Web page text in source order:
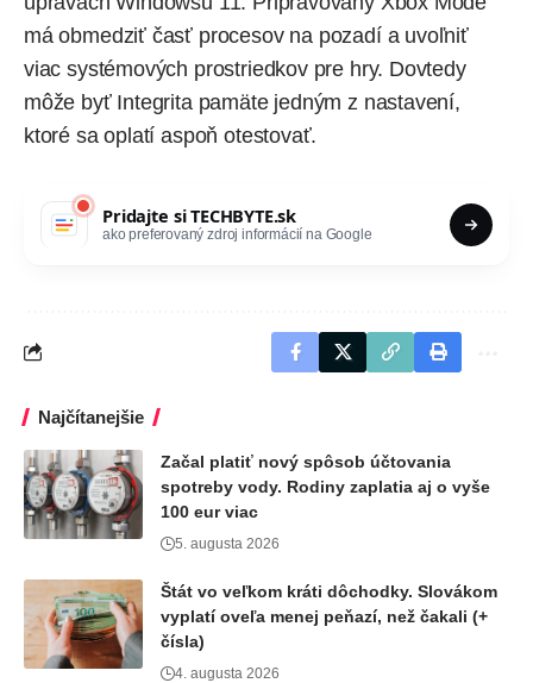
má obmedziť časť procesov na pozadí a uvoľniť
viac systémových prostriedkov pre hry. Dovtedy
môže byť Integrita pamäte jedným z nastavení,
ktoré sa oplatí aspoň otestovať.
Pridajte siTECHBYTE.sk
ako preferovaný zdroj informácií na Google
Najčítanejšie
Začal platiť nový spôsob účtovania
spotreby vody. Rodiny zaplatia aj o vyše
100 eur viac
5. augusta 2026
Štát vo veľkom kráti dôchodky. Slovákom
vyplatí oveľa menej peňazí, než čakali (+
čísla)
4. augusta 2026